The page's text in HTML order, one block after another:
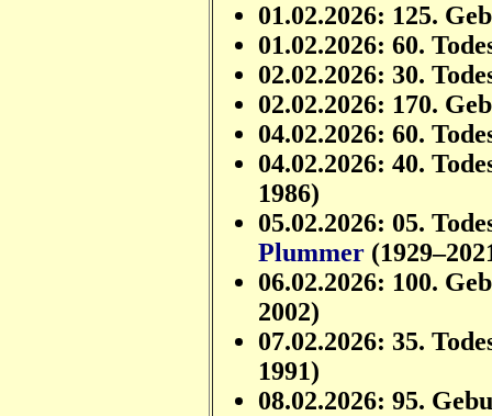
01.02.2026: 125.
01.02.2026: 60.
02.02.2026: 30.
02.02.2026: 170.
04.02.2026: 60.
04.02.2026: 40.
1986)
05.02.2026: 05.
Plummer
06.02.2026: 100.
2002)
07.02.2026: 35.
1991)
08.02.2026: 95.